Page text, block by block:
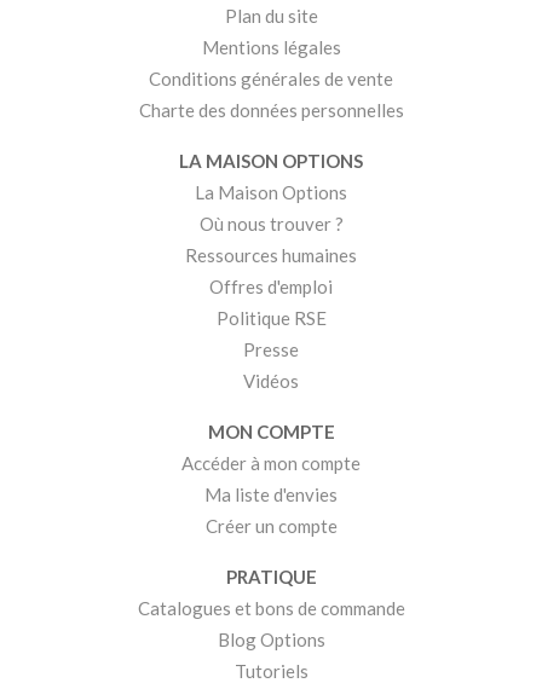
Plan du site
Mentions légales
Conditions générales de vente
Charte des données personnelles
LA MAISON OPTIONS
La Maison Options
Où nous trouver ?
Ressources humaines
Offres d'emploi
Politique RSE
Presse
Vidéos
MON COMPTE
Accéder à mon compte
Ma liste d'envies
Créer un compte
PRATIQUE
Catalogues et bons de commande
Blog Options
Tutoriels